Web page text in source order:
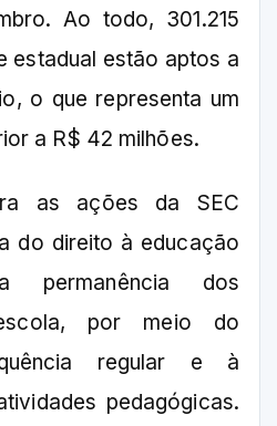
Ao todo, 301.215
estadual estão aptos a
o que representa um
a R$ 42 milhões.
as ações da SEC
do direito à educação
permanência dos
por meio do
regular e à
pedagógicas.